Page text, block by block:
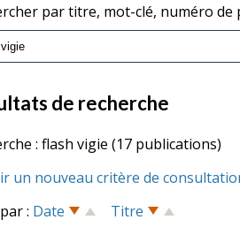
par titre, mot-clé, numéro de
de recherche
: flash vigie (17 publications)
un nouveau critère de
: Date Titre